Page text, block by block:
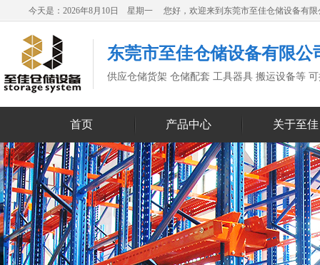
今天是：2026年8月10日 星期一 您好，欢迎来到东莞市至佳仓储设备有限
东莞市至佳仓储设备有限公
供应仓储货架 仓储配套 工具器具 搬运设备等
首页 产品中心 关于至佳